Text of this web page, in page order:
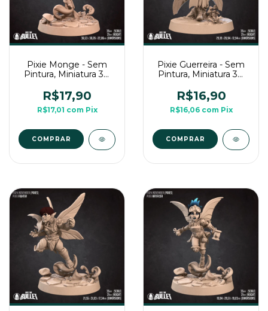
Pixie Monge - Sem
Pintura, Miniatura 3D
Mesa
R$17,90
R$17,01 com Pix
COMPRAR
Pixie Guerreira - Sem
Pintura, Miniatura 3D
Mesa
R$16,90
R$16,06 com Pix
COMPRAR